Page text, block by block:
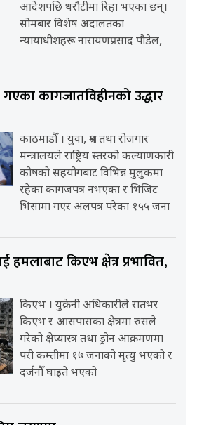
आदेशपछि धरौटीमा रिहा भएका छन्।
सोमबार विशेष अदालतका
न्यायाधीशहरू नारायणप्रसाद पौडेल,
कागजातविहीनको उद्धार
काठमाडौँ । युवा, श्रम तथा रोजगार
मन्त्रालयले राष्ट्रिय स्तरको कल्याणकारी
कोषको सहयोगबाट विभिन्न मुलुकमा
रहेका कागजपत्र नभएका र भिजिट
भिसामा गएर अलपत्र परेका १५५ जना
हमलाबाट किएभ क्षेत्र प्रभावित,
किएभ । युक्रेनी अधिकारीले रातभर
किएभ र आसपासका क्षेत्रमा रुसले
गरेको क्षेप्यास्त्र तथा ड्रोन आक्रमणमा
परी कम्तीमा १७ जनाको मृत्यु भएको र
दर्जनौँ घाइते भएको